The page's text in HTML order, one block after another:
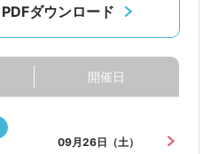
PDFダウンロード
開催日
09月26日（土）